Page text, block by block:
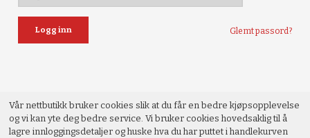
Glemt passord?
Vår nettbutikk bruker cookies slik at du får en bedre kjøpsopplevelse
og vi kan yte deg bedre service. Vi bruker cookies hovedsaklig til å
lagre innloggingsdetaljer og huske hva du har puttet i handlekurven